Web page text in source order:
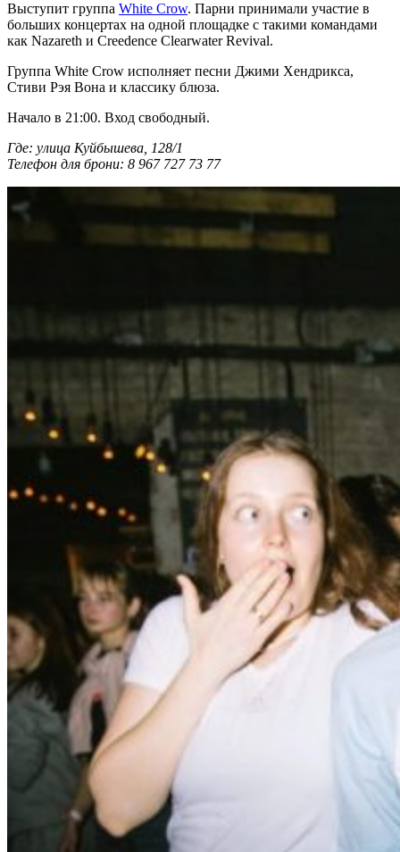
Выступит группа White Crow. Парни принимали участие в
больших концертах на одной площадке с такими командами
как Nazareth и Creedence Clearwater Revival.
Группа White Crow исполняет песни Джими Хендрикса,
Стиви Рэя Вона и классику блюза.
Начало в 21:00. Вход свободный.
Где: улица Куйбышева, 128/1
Телефон для брони: 8 967 727 73 77